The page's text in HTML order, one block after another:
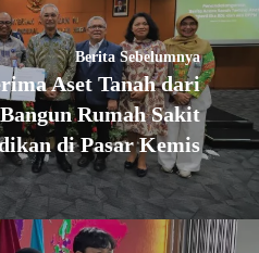
Berita Sebelumnya
Aset Tanah dari
Rumah Sakit
di Pasar Kemis